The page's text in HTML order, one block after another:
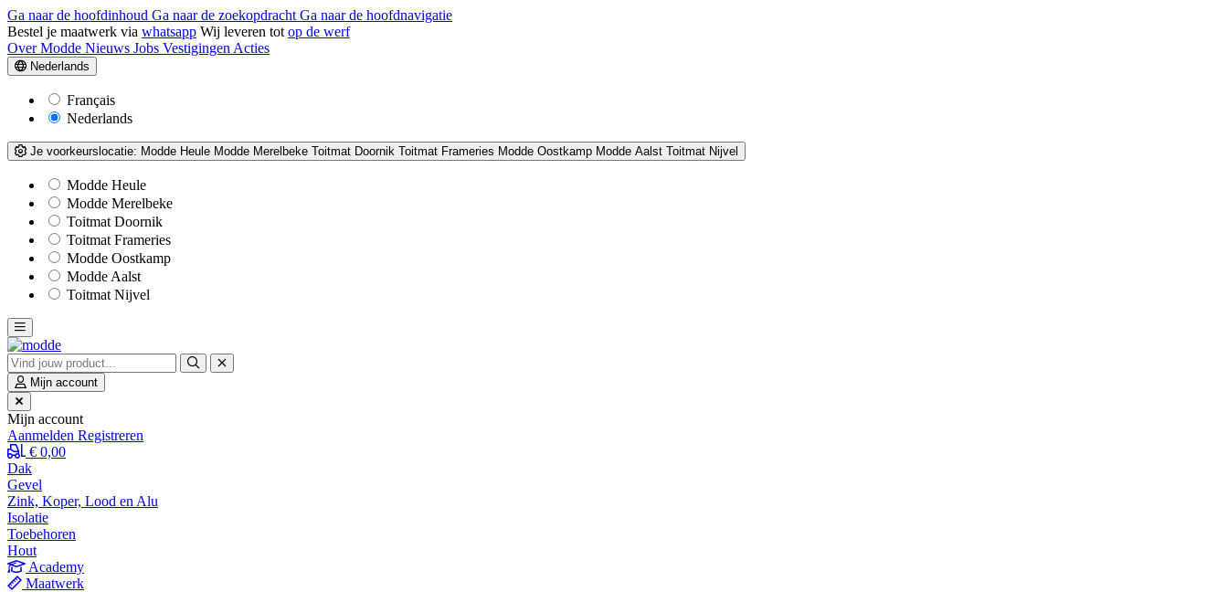
Ga naar de hoofdinhoud Ga naar de zoekopdracht Ga naar de hoofdnavigatie
Bestel je maatwerk via whatsapp Wij leveren tot op de werf
Over Modde Nieuws Jobs Vestigingen Acties
Nederlands
Français
Nederlands
Je voorkeurslocatie: Modde Heule Modde Merelbeke Toitmat Doornik Toitmat Frameries Modde Oostkamp Modde Aalst Toitmat Nijvel
Modde Heule
Modde Merelbeke
Toitmat Doornik
Toitmat Frameries
Modde Oostkamp
Modde Aalst
Toitmat Nijvel
Mijn account
Mijn account
Aanmelden Registreren
€ 0,00
Dak
Gevel
Zink, Koper, Lood en Alu
Isolatie
Toebehoren
Hout
Academy
Maatwerk